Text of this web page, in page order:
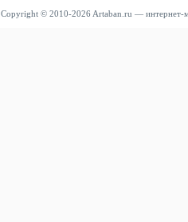
Copyright © 2010-2026 Artaban.ru — интернет-